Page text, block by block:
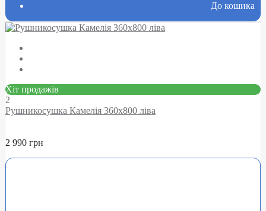
До кошика
Хіт продажів
2
Рушникосушка Камелія 360х800 ліва
2 990 грн